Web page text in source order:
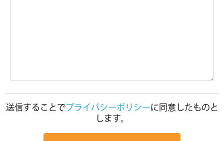
送信することでプライバシーポリシーに同意したものと
します。